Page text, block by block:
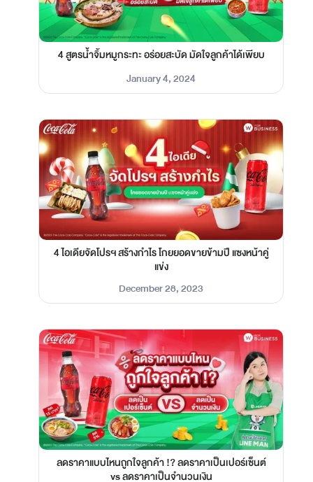
4 สูตรน้ำจิ้มหมูกระทะ อร่อยสะบัด มัดใจลูกค้าได้เพียบ
January 4, 2024
4 ไอเดียจัดโปรฯ สร้างกำไร โกยยอดขายข้ามปี แซงหน้าคู่
แข่ง
December 28, 2023
ลดราคาแบบไหนถูกใจลูกค้า !? ลดราคาเป็นเปอร์เซ็นต์
vs ลดราคาเป็นจำนวนเงิน